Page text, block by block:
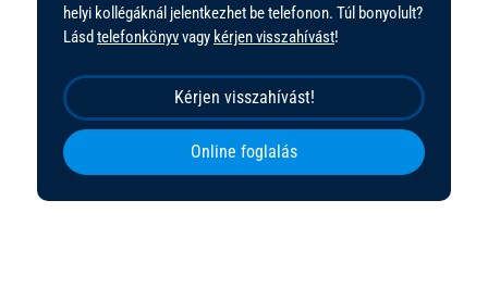
helyi kollégáknál jelentkezhet be telefonon. Túl bonyolult?
Lásd telefonkönyvvagy kérjen visszahívást!
Kérjen visszahívást!
Online foglalás